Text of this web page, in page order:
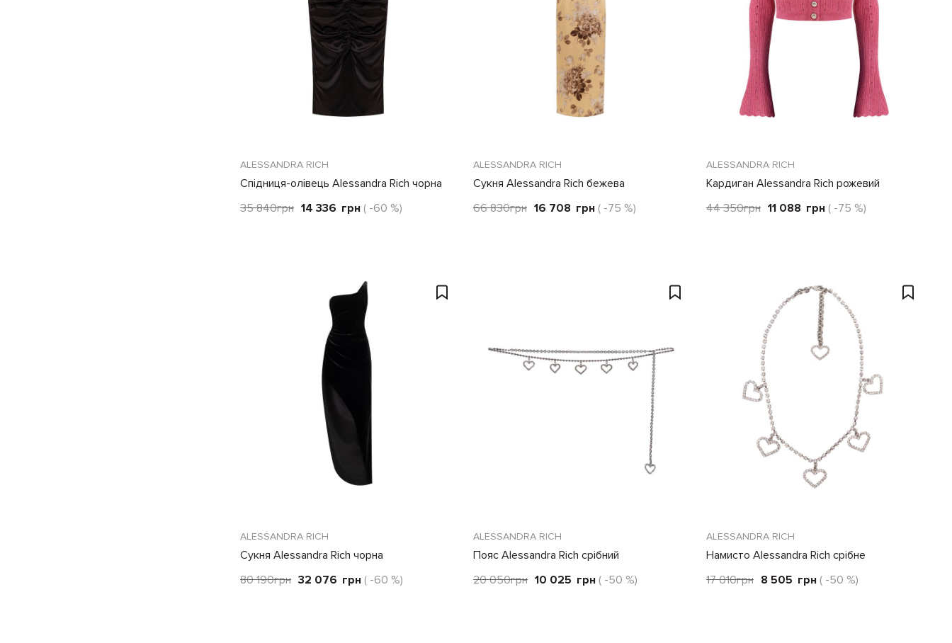
ALESSANDRA RICH
Спідниця-олівець Alessandra Rich чорна
35 840грн 14 336 грн ( -60 %)
ALESSANDRA RICH
Сукня Alessandra Rich бежева
66 830грн 16 708 грн ( -75 %)
ALESSANDRA RICH
Кардиган Alessandra Rich рожевий
44 350грн 11 088 грн ( -75 %)
ALESSANDRA RICH
Сукня Alessandra Rich чорна
80 190грн 32 076 грн ( -60 %)
ALESSANDRA RICH
Пояс Alessandra Rich срібний
20 050грн 10 025 грн ( -50 %)
ALESSANDRA RICH
Намисто Alessandra Rich срібне
17 010грн 8 505 грн ( -50 %)